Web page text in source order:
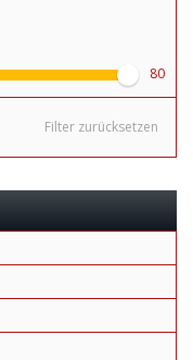
80
Filter zurücksetzen